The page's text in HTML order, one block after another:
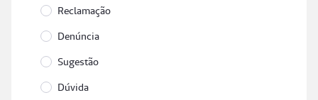
Reclamação
Denúncia
Sugestão
Dúvida